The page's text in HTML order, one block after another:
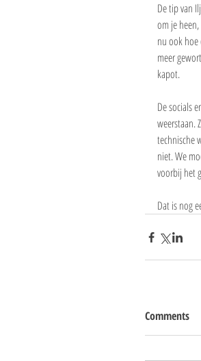
De tip van
om je
nu ook hoe
meer
kapot.
De socials
weerstaan.
technische
niet. We
voorbij het
Dat is nog
Comments